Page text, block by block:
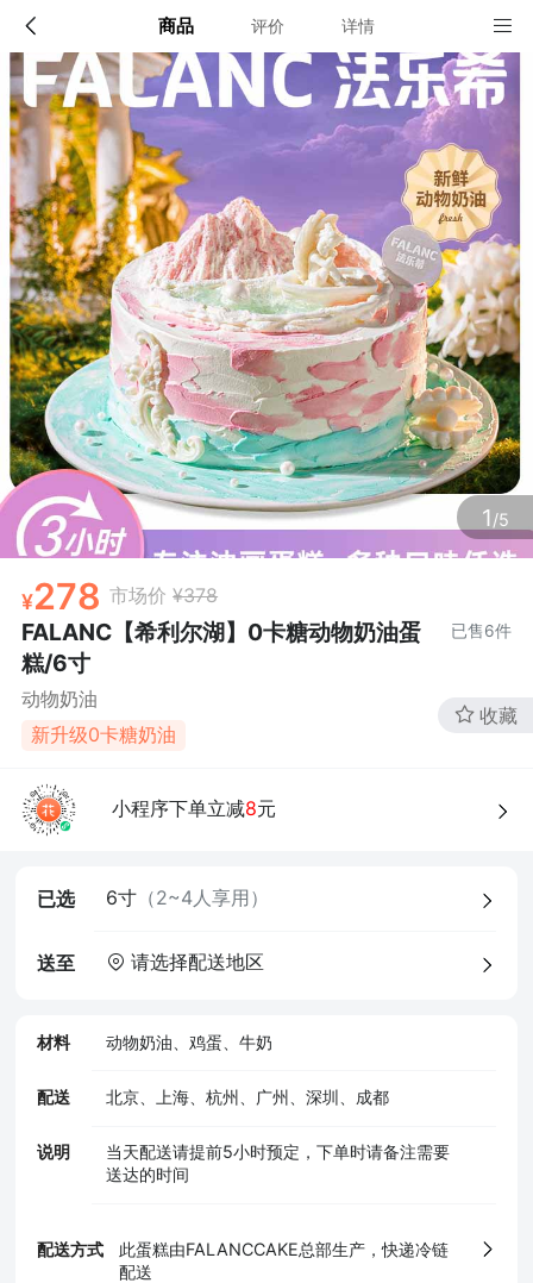
商品 评价 详情
1/5
278 市场价 ¥378
FALANC【希利尔湖】0卡糖动物奶油蛋
糕/6寸
已售6件
动物奶油
新升级0卡糖奶油
收藏
小程序下单立减8元
已选 6寸（2~4人享用）
送至 请选择配送地区
材料 动物奶油、鸡蛋、牛奶
配送 北京、上海、杭州、广州、深圳、成都
说明
当天配送请提前5小时预定，下单时请备注需要
送达的时间
配送方式
此蛋糕由FALANCCAKE总部生产，快递冷链
配送
配送说明
北京、上海、杭州、广州、深圳、成都
确定
店铺信息
1、品牌类别
FALANCCAKE蛋糕
2、店铺地址
广东省深圳市龙岗区坂田街道大发埔社区大发路27号龙璧工业区15
栋一层
3、营业执照